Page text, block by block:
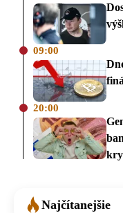
09:00
20:00
Najčítanejšie